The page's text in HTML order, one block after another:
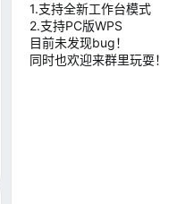
1.支持全新工作台模式
2.支持PC版WPS
目前未发现bug！
同时也欢迎来群里玩耍！